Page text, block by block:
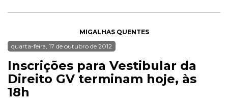
MIGALHAS QUENTES
quarta-feira, 17 de outubro de 2012
Inscrições para Vestibular da
Direito GV terminam hoje, às
18h